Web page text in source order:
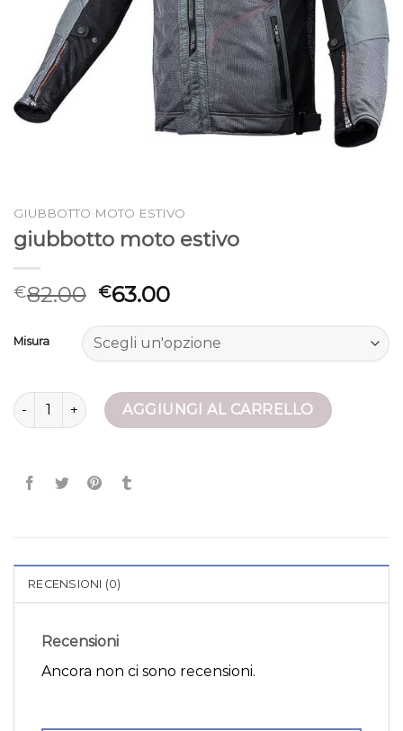
GIUBBOTTO MOTO ESTIVO
giubbotto moto estivo
€82.00 €63.00
Misura
giubbotto moto estivo quantità
AGGIUNGI AL CARRELLO
RECENSIONI (0)
Recensioni
Ancora non ci sono recensioni.